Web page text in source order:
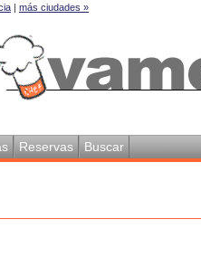
| más ciudades »
Reservas Buscar